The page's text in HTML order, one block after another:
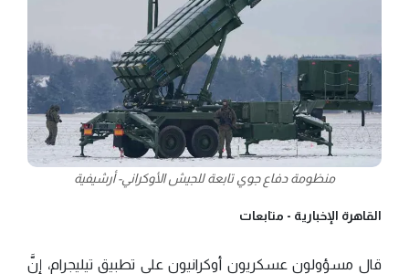
منظومة دفاع جوي تابعة للجيش الأوكراني- أرشيفية
القاهرة الإخبارية - متابعات
قال مسؤولون عسكريون أوكرانيون على تطبيق تيليجرام، إنَّ